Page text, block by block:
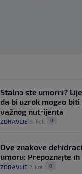
Stalno ste umorni?
da bi uzrok mogao
važnog nutrijenta
ZDRAVLJE 8. kol. 0
Ove znakove
umoru: Prepoznajte
ZDRAVLJE 7. kol. 0